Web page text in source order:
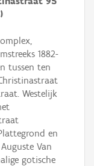
1882-
tussen ten
Westelijk
en
Van
gotische